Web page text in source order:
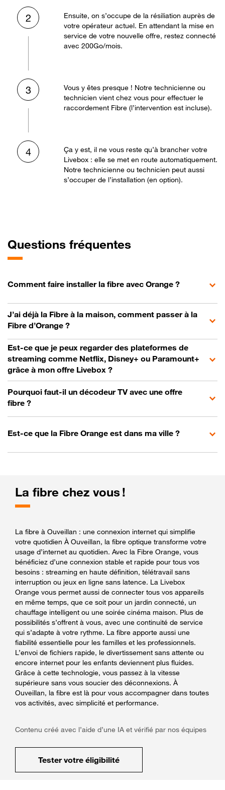
2
Ensuite, on s’occupe de la résiliation auprès de
votre opérateur actuel. En attendant la mise en
service de votre nouvelle offre, restez connecté
avec 200Go/mois.
3
Vous y êtes presque ! Notre technicienne ou
technicien vient chez vous pour effectuer le
raccordement Fibre (l’intervention est incluse).
4
Ça y est, il ne vous reste qu’à brancher votre
Livebox : elle se met en route automatiquement.
Notre technicienne ou technicien peut aussi
s’occuper de l’installation (en option).
Questions fréquentes
Comment faire installer la fibre avec Orange ?
J’ai déjà la Fibre à la maison, comment passer à la
Fibre d’Orange ?
Est-ce que je peux regarder des plateformes de
streaming comme Netflix, Disney+ ou Paramount+
grâce à mon offre Livebox ?
Pourquoi faut-il un décodeur TV avec une offre
fibre ?
Est-ce que la Fibre Orange est dans ma ville ?
La fibre chez vous !
La fibre à Ouveillan : une connexion internet qui simplifie
votre quotidien À Ouveillan, la fibre optique transforme votre
usage d’internet au quotidien. Avec la Fibre Orange, vous
bénéficiez d’une connexion stable et rapide pour tous vos
besoins : streaming en haute définition, télétravail sans
interruption ou jeux en ligne sans latence. La Livebox
Orange vous permet aussi de connecter tous vos appareils
en même temps, que ce soit pour un jardin connecté, un
chauffage intelligent ou une soirée cinéma maison. Plus de
possibilités s’offrent à vous, avec une continuité de service
qui s’adapte à votre rythme. La fibre apporte aussi une
fiabilité essentielle pour les familles et les professionnels.
L’envoi de fichiers rapide, le divertissement sans attente ou
encore internet pour les enfants deviennent plus fluides.
Grâce à cette technologie, vous passez à la vitesse
supérieure sans vous soucier des déconnexions. À
Ouveillan, la fibre est là pour vous accompagner dans toutes
vos activités, avec simplicité et performance.
Contenu créé avec l’aide d’une IA et vérifié par nos équipes
Tester votre éligibilité